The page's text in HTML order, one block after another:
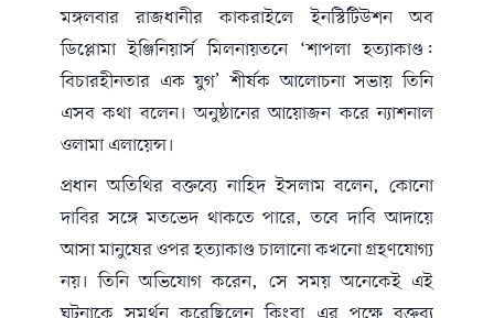
মঙ্গলবার রাজধানীর কাকরাইলে ইনস্টিটিউশন অব
ডিপ্লোমা ইঞ্জিনিয়ার্স মিলনায়তনে ‘শাপলা হত্যাকাণ্ড:
বিচারহীনতার এক যুগ’ শীর্ষক আলোচনা সভায় তিনি
এসব কথা বলেন। অনুষ্ঠানের আয়োজন করে ন্যাশনাল
ওলামা এলায়েন্স।
প্রধান অতিথির বক্তব্যে নাহিদ ইসলাম বলেন, কোনো
দাবির সঙ্গে মতভেদ থাকতে পারে, তবে দাবি আদায়ে
আসা মানুষের ওপর হত্যাকাণ্ড চালানো কখনো গ্রহণযোগ্য
নয়। তিনি অভিযোগ করেন, সে সময় অনেকেই এই